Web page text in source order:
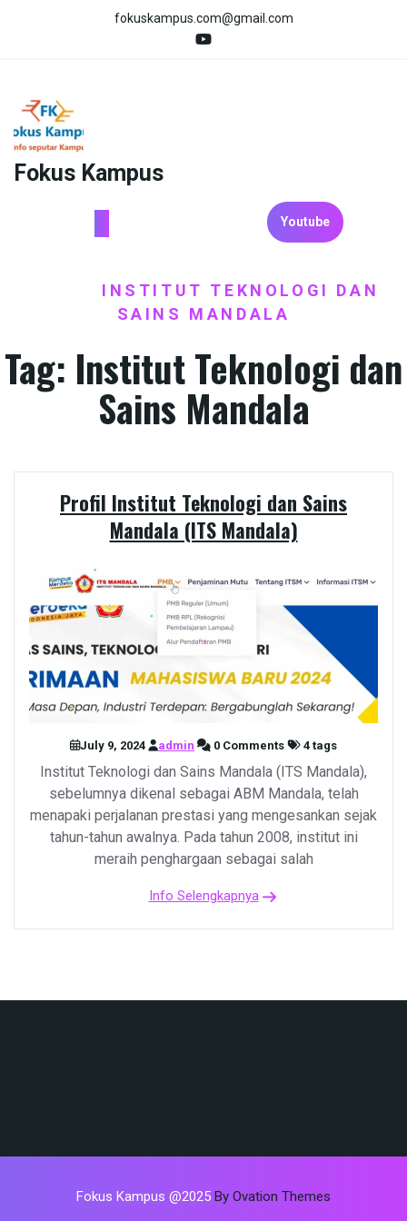
fokuskampus.com@gmail.com
Fokus Kampus
Youtube
INSTITUT TEKNOLOGI DAN
SAINS MANDALA
Tag: Institut Teknologi dan
Sains Mandala
Profil Institut Teknologi dan Sains
Mandala (ITS Mandala)
July 9, 2024 admin 0 Comments 4 tags
Institut Teknologi dan Sains Mandala (ITS Mandala),
sebelumnya dikenal sebagai ABM Mandala, telah
menapaki perjalanan prestasi yang mengesankan sejak
tahun-tahun awalnya. Pada tahun 2008, institut ini
meraih penghargaan sebagai salah
Info Selengkapnya
Fokus Kampus @2025 By Ovation Themes